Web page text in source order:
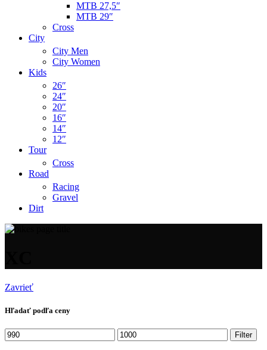
MTB 27,5″
MTB 29″
Cross
City
City Men
City Women
Kids
26″
24″
20″
16″
14″
12″
Tour
Cross
Road
Racing
Gravel
Dirt
Zavrieť
Hľadať podľa ceny
Minimálna
cena
Maximálna
cena
Filter